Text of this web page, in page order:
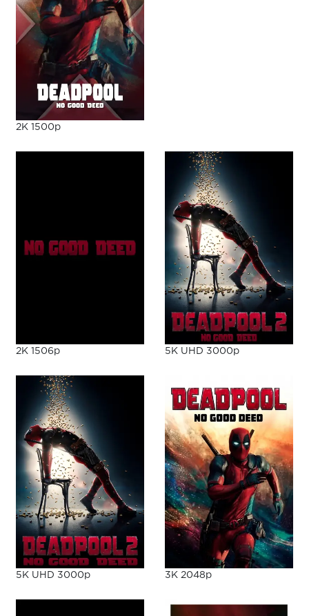
2K 1500p
2K 1506p 5K UHD 3000p
5K UHD 3000p 3K 2048p